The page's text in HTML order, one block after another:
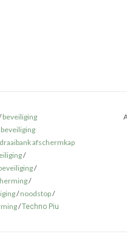
beveiliging
beveiliging
draaibank afschermkap
/
/
/
/noodstop/
/Techno Piu